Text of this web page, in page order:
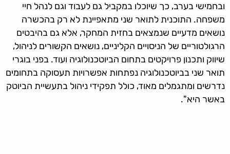
ובחמישי בערב, כך שיוכלו במקביל גם לעבוד וגם לנהל חיי
משפחה. התוכנית לתואר שני מתאפיינת לא רק בהכשרה
נושאים מדעיים שנמצאים בחזית המחקר, אלא גם בהיבטים
הרגולטוריים של הניסויים הקליניים, נושאים הקשורים לניהול,
שיווק ותכנון פרויקטים בתחום הביוטכנולוגיה ועוד. בפני בוגרי
תואר שני בביוטכנולוגיה נפתחות אפשרויות תעסוקה בתחומים
נדרשים ומתגמלים מאוד, כולל תפקידי ניהול בתעשיית הביוטק
באשר היא".